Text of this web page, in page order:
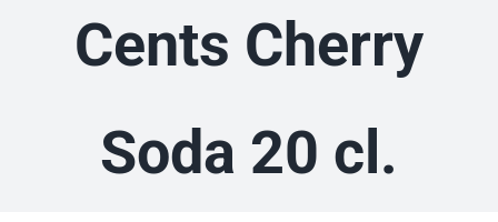
Cents Cherry
Soda 20 cl.